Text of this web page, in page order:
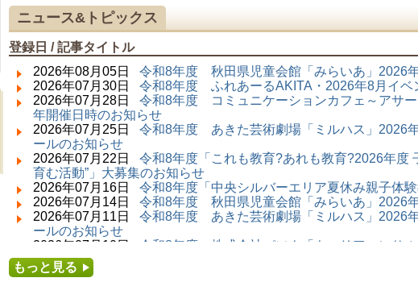
2026年06月02日 ～ 2026年11月30日 (秋田市)
令和8年度前期「かぞくぶっくぱっく」
2026年06月06日 ～ 2026年10月17日 (秋田市)
令和8年度 あきたスマートカレッジD講座「防
災講座～自助力と共助力を高める～」
2026年06月27日 ～ 2026年09月05日 (秋田市)
令和8年度 あきたスマートカレッジB講座「熟
議ファシリテーター講座 ～熟議をつくろう！
～」
2026年07月01日 ～ 2026年09月23日 (仙北市)
千葉克介写真展 ～自然の息吹～
2026年07月11日 ～ 2026年08月30日 (秋田市)
特別展「わけあって絶滅しました。展」
2026年07月14日 ～ 2026年08月23日 (秋田市)
子どもの読書活動推進事業「夏休みは図書館へ
行こう－みんなの読みたい！知りたい！学びた
い！をお手伝いします－」（資料展示）
美郷町学友館特別展「加藤明見 森に生きるツキ
ニュース&トピックス
登録日 / 記事タイトル
2026年08月05日 令和8年度 秋田県児童会館「みらいあ」2026
2026年07月30日 令和8年度 ふれあーるAKITA・2026年8月イベ
2026年07月28日 令和8年度 コミュニケーションカフェ～アサ
年開催日時のお知らせ
2026年07月25日 令和8年度 あきた芸術劇場「ミルハス」2026
ールのお知らせ
2026年07月22日 令和8年度「これも教育?あれも教育?2026年度
育む活動”」大募集のお知らせ
2026年07月16日 令和8年度「中央シルバーエリア夏休み親子体
2026年07月14日 令和8年度 秋田県児童会館「みらいあ」2026
2026年07月11日 令和8年度 あきた芸術劇場「ミルハス」2026
ールのお知らせ
2026年07月10日
令和8年度 株式会社パソナ「キャリアコンサル
せ
2026年07月10日
もっと見る